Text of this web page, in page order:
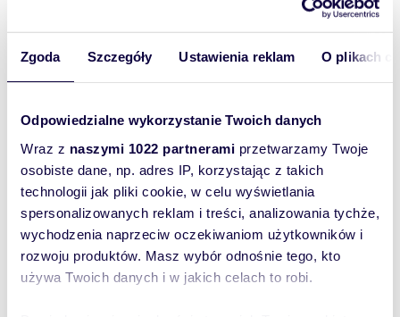
Zgoda Szczegóły Ustawienia reklam O plikach
Odpowiedzialne wykorzystanie Twoich danych
Wraz z naszymi 1022 partnerami przetwarzamy Twoje
osobiste dane, np. adres IP, korzystając z takich
technologii jak pliki cookie, w celu wyświetlania
spersonalizowanych reklam i treści, analizowania tychże,
wychodzenia naprzeciw oczekiwaniom użytkowników i
rozwoju produktów. Masz wybór odnośnie tego, kto
używa Twoich danych i w jakich celach to robi.
+48539 Pokaż telefon
Zostaw telefon, oddzwonimy
bezpłatnie
Zatwierdź